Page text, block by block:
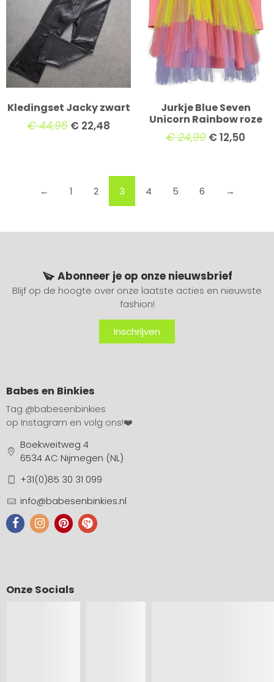
Kledingset Jacky zwart
€44,95 €22,48
Jurkje Blue Seven
Unicorn Rainbow roze
€24,99 €12,50
← 1 2 3 4 5 6 →
Abonneer je op onze nieuwsbrief
Blijf op de hoogte over onze laatste acties en nieuwste
fashion!
Inschrijven
Babes en Binkies
Tag @babesenbinkies
op Instagram en volg ons!❤️
Boekweitweg 4
6534 AC Nijmegen (NL)
+31(0)85 30 31 099
info@babesenbinkies.nl
Onze Socials